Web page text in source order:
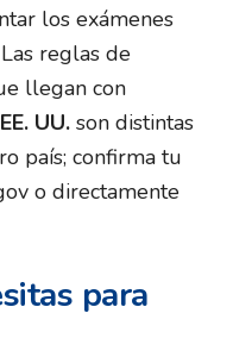
los exámenes
reglas de
llegan con
UU. son distintas
país; confirma tu
o directamente
para